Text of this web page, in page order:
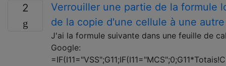
2
Verrouiller une partie de la formule
de la copie d'une cellule à une autre
J'ai la formule suivante dans une feuille de
Google: